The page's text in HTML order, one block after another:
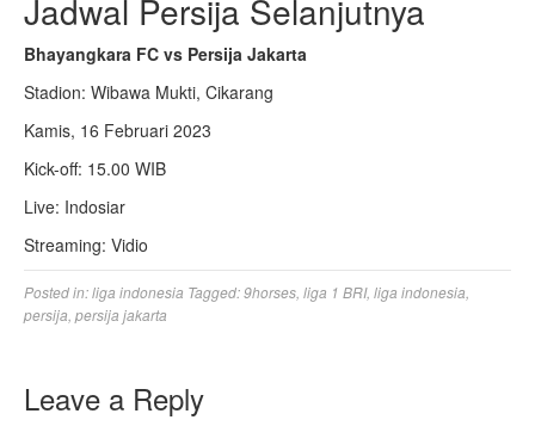
Jadwal Persija Selanjutnya
Bhayangkara FC vs Persija Jakarta
Stadion: Wibawa Mukti, Cikarang
Kamis, 16 Februari 2023
Kick-off: 15.00 WIB
Live: Indosiar
Streaming: Vidio
Posted in:liga indonesia Tagged:9horses liga 1 BRI, liga indonesia
persija persija jakarta
Leave a Reply